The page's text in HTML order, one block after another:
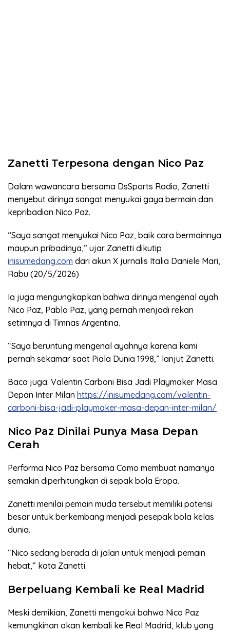
Zanetti Terpesona dengan Nico Paz
Dalam wawancara bersama DsSports Radio, Zanetti
menyebut dirinya sangat menyukai gaya bermain dan
kepribadian Nico Paz.
“Saya sangat menyukai Nico Paz, baik cara bermainnya
maupun pribadinya,” ujar Zanetti dikutip
inisumedang.com dari akun X jurnalis Italia Daniele Mari,
Rabu (20/5/2026)
Ia juga mengungkapkan bahwa dirinya mengenal ayah
Nico Paz, Pablo Paz, yang pernah menjadi rekan
setimnya di Timnas Argentina.
“Saya beruntung mengenal ayahnya karena kami
pernah sekamar saat Piala Dunia 1998,” lanjut Zanetti.
Baca juga: Valentin Carboni Bisa Jadi Playmaker Masa
Depan Inter Milan https://inisumedang.com/valentin-
carboni-bisa-jadi-playmaker-masa-depan-inter-milan/
Nico Paz Dinilai Punya Masa Depan
Cerah
Performa Nico Paz bersama Como membuat namanya
semakin diperhitungkan di sepak bola Eropa.
Zanetti menilai pemain muda tersebut memiliki potensi
besar untuk berkembang menjadi pesepak bola kelas
dunia.
“Nico sedang berada di jalan untuk menjadi pemain
hebat,” kata Zanetti.
Berpeluang Kembali ke Real Madrid
Meski demikian, Zanetti mengakui bahwa Nico Paz
kemungkinan akan kembali ke Real Madrid, klub yang